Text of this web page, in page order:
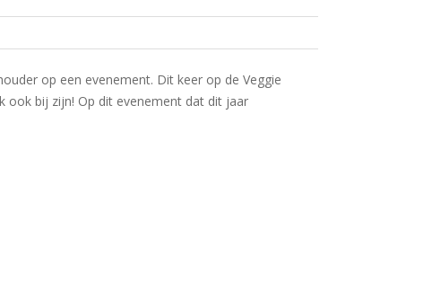
op een evenement. Dit keer op de Veggie
ook bij zijn! Op dit evenement dat dit jaar